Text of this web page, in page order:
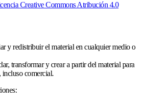
Creative Commons Atribución 4.0
y redistribuir el material en cualquier medio o
transformar y crear a partir del material para
comercial.